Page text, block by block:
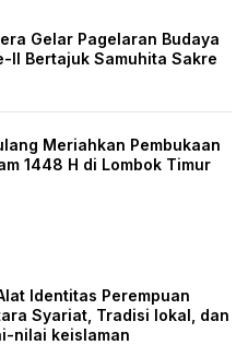
Gelar Pagelaran Budaya
II Bertajuk Samuhita Sakre
Meriahkan Pembukaan
1448 H di Lombok Timur
Identitas Perempuan
Syariat, Tradisi lokal, dan
nilai keislaman